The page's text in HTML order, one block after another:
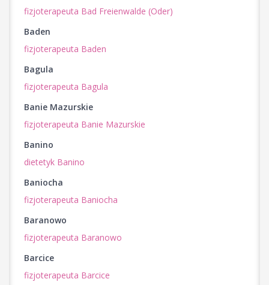
fizjoterapeuta Bad Freienwalde (Oder)
Baden
fizjoterapeuta Baden
Bagula
fizjoterapeuta Bagula
Banie Mazurskie
fizjoterapeuta Banie Mazurskie
Banino
dietetyk Banino
Baniocha
fizjoterapeuta Baniocha
Baranowo
fizjoterapeuta Baranowo
Barcice
fizjoterapeuta Barcice